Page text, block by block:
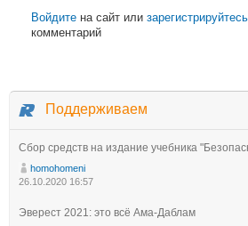
Войдите на сайт или зарегистрируйтесь
комментарий
Поддерживаем
Сбор средств на издание учебника
homohomeni
26.10.2020 16:57
Эверест 2021: это всё Ама-Даблам